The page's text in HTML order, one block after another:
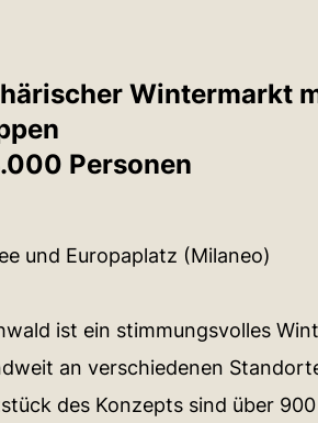
Wintermarkt
Personen
und Europaplatz (Milaneo)
ist ein stimmungsvolles
an verschiedenen
des Konzepts sind über